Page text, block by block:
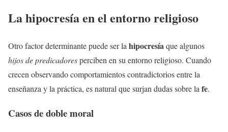
La hipocresía en el entorno religioso
Otro factor determinante puede ser la hipocresíaque algunos
hijos de predicadoresperciben en su entorno religioso. Cuando
crecen observando comportamientos contradictorios entre la
enseñanza y la práctica, es natural que surjan dudas sobre la fe.
Casos de doble moral